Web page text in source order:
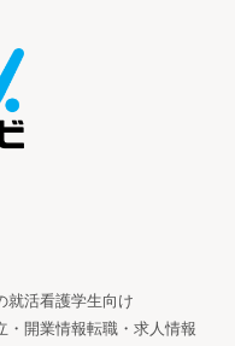
就活看護学生向け
・開業情報転職・求人情報